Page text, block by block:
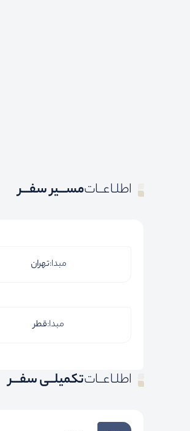
اطلـاعــاتمســـیر سفـــر
مبدا:تهران
مبدا:قطر
اطلـاعــاتتکمیلــی سفـــر